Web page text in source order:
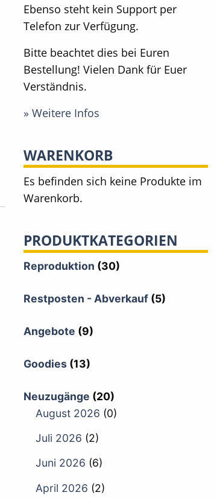
Ebenso steht kein Support per
Telefon zur Verfügung.
Bitte beachtet dies bei Euren
Bestellung! Vielen Dank für Euer
Verständnis.
» Weitere Infos
WARENKORB
Es befinden sich keine Produkte im
Warenkorb.
PRODUKTKATEGORIEN
Reproduktion (30)
Restposten - Abverkauf (5)
Angebote (9)
Goodies (13)
Neuzugänge (20)
August 2026 (0)
Juli 2026 (2)
Juni 2026 (6)
April 2026 (2)